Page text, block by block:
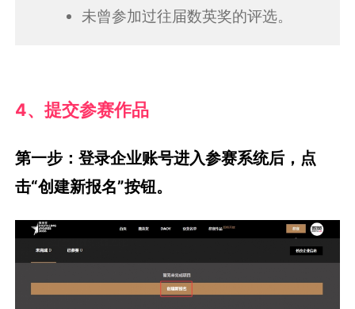
未曾参加过往届数英奖的评选。
4、提交参赛作品
第一步：登录企业账号进入参赛系统后，点
击“创建新报名”按钮。